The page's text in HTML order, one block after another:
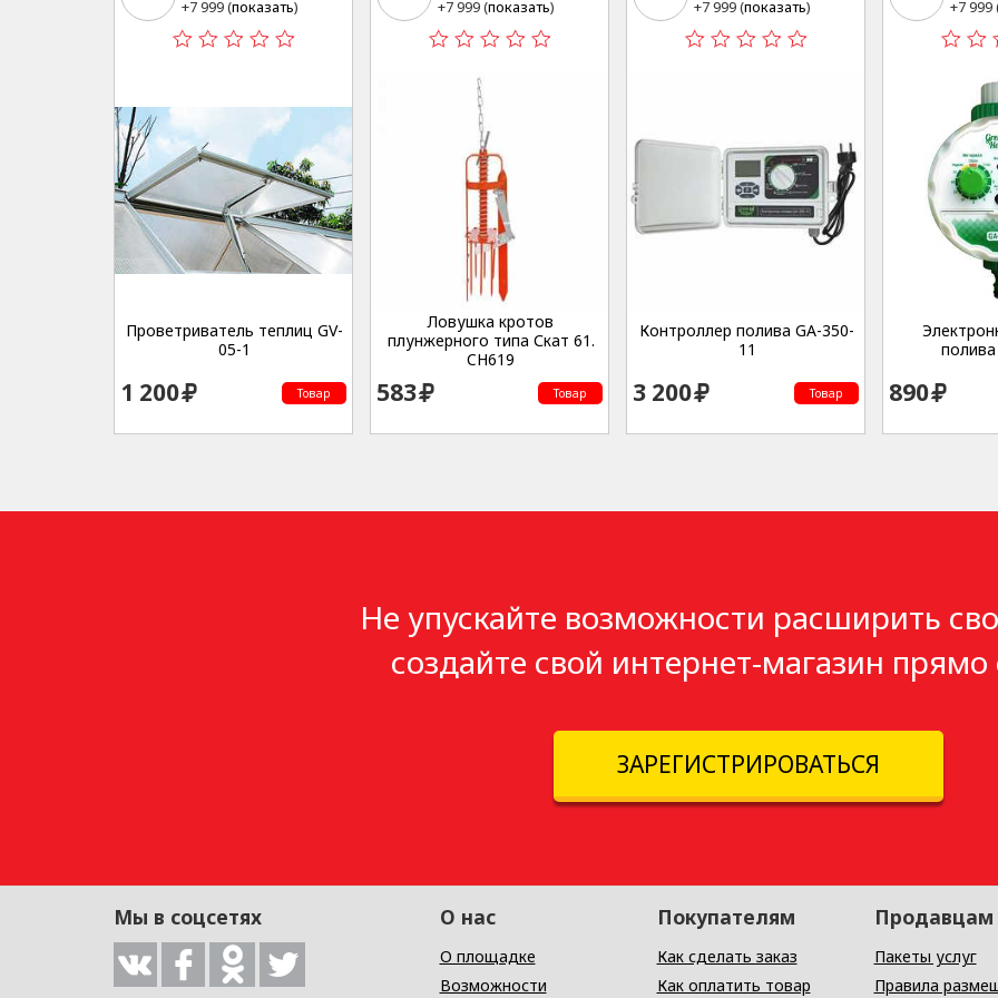
Сельскохозяйственная,
дом 12А, стр. 2
+7 999 (показать)
Проветриватель теплиц GV-
05-1
1 200 Товар
Сельскохозяйственная,
дом 12А, стр. 2
+7 999 (показать)
Ловушка кротов
плунжерного типа Скат 61.
CH619
583 Товар
Сельскохозяйственная,
дом 12А, стр. 2
+7 999 (показать)
Контроллер полива GA-350-
11
3 200 Товар
дом
+7 999
890
Не упускайте возможности расширить
создайте свой интернет-магазин прямо
ЗАРЕГИСТРИРОВАТЬСЯ
Мы в соцсетях О нас
О площадке
Возможности
Покупателям
Как сделать заказ
Как оплатить товар
Продавцам
Пакеты услуг
Правила